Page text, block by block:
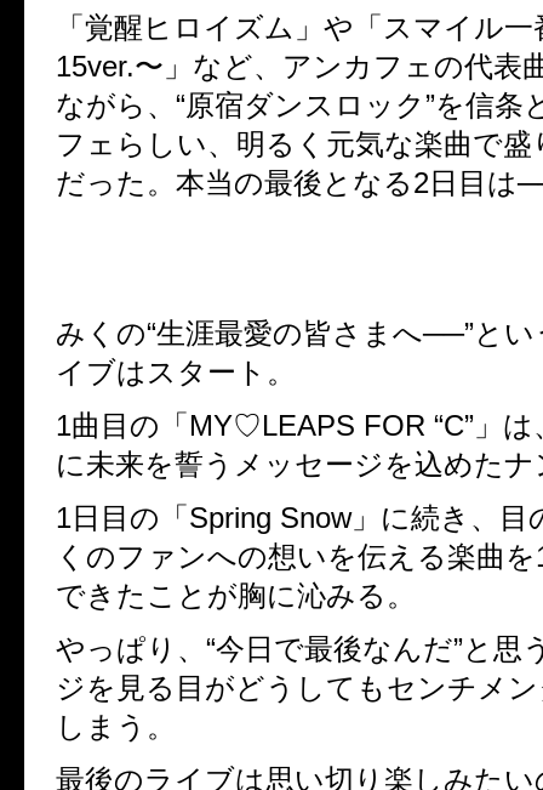
「覚醒ヒロイズム」や「スマイル
15ver.〜」など、アンカフェの代表
ながら、“原宿ダンスロック”を信条
フェらしい、明るく元気な楽曲で盛
だった。本当の最後となる2日目は
みくの“生涯最愛の皆さまへ──”と
イブはスタート。
1曲目の「MY♡LEAPS FOR “C”」
に未来を誓うメッセージを込めたナ
1日目の「Spring Snow」に続き、目
くのファンへの想いを伝える楽曲
できたことが胸に沁みる。
やっぱり、“今日で最後なんだ”と思
ジを見る目がどうしてもセンチメ
しまう。
最後のライブは思い切り楽しみた